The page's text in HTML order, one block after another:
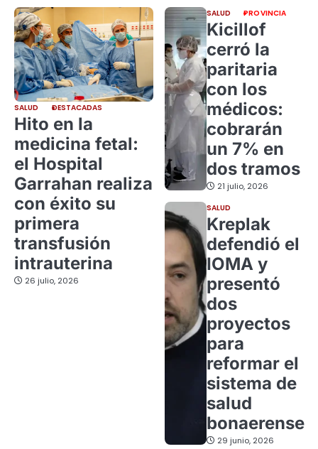
SALUD DESTACADAS
Hito en la
medicina fetal:
el Hospital
Garrahan realiza
con éxito su
primera
transfusión
intrauterina
26 julio, 2026
SALUD PROVINCIA
Kicillof
cerró la
paritaria
con los
médicos:
cobrarán
un 7% en
dos tramos
21 julio, 2026
SALUD
Kreplak
defendió el
IOMA y
presentó
dos
proyectos
para
reformar el
sistema de
salud
bonaerense
29 junio, 2026